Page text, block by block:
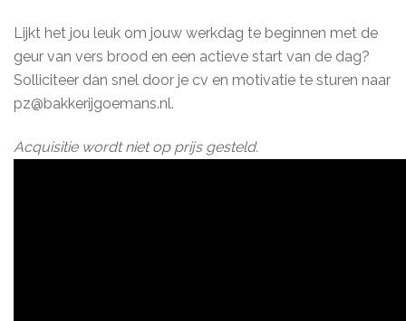
Lijkt het jou leuk om jouw werkdag te beginnen met de
geur van vers brood en een actieve start van de dag?
Solliciteer dan snel door je cv en motivatie te sturen naar
pz@bakkerijgoemans.nl.
Acquisitie wordt niet op prijs gesteld.